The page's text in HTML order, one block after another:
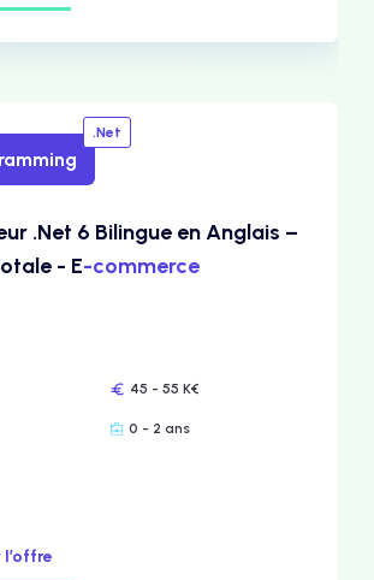
.Net
.Net 6 Bilingue en Anglais –
- E-commerce
45 - 55 K€
0 - 2 ans